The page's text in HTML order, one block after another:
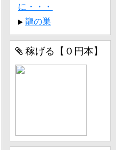
に・・・
龍の巣
稼げる【０円本】